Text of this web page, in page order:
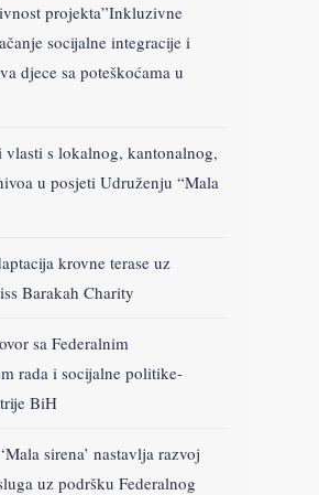
projekta”Inkluzivne
socijalne integracije i
djece sa poteškoćama u
vlasti s lokalnog, kantonalnog,
u posjeti Udruženju “Mala
krovne terase uz
Barakah Charity
sa Federalnim
rada i socijalne politike-
BiH
sirena’ nastavlja razvoj
uz podršku Federalnog